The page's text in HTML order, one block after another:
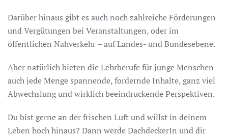
Darüber hinaus gibt es auch noch zahlreiche Förderungen
und Vergütungen bei Veranstaltungen, oder im
öffentlichen Nahverkehr – auf Landes- und Bundesebene.
Aber natürlich bieten die Lehrberufe für junge Menschen
auch jede Menge spannende, fordernde Inhalte, ganz viel
Abwechslung und wirklich beeindruckende Perspektiven.
Du bist gerne an der frischen Luft und willst in deinem
Leben hoch hinaus? Dann werde DachdeckerIn und dir